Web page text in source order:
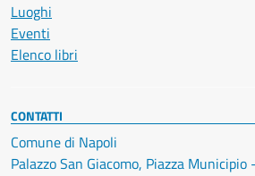
Luoghi
Eventi
Elenco libri
CONTATTI
Comune di Napoli
Palazzo San Giacomo, Piazza